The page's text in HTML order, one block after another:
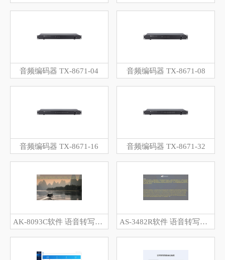
音频编码器 TX-8671-04 音频编码器 TX-8671-08
音频编码器 TX-8671-16 音频编码器 TX-8671-32
AK-8093C软件 语音转写字幕客户端软件V6.59 AS-3482R软件 语音转写会议大屏软件V5.60